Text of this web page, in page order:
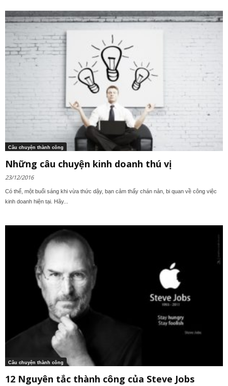
Câu chuyện thành công
Những câu chuyện kinh doanh thú vị
23/12/2016
Có thể, một buổi sáng khi vừa thức dậy, bạn cảm thấy chán nản, bi quan về công việc
kinh doanh hiện tại. Hãy...
Câu chuyện thành công
12 Nguyên tắc thành công của Steve Jobs